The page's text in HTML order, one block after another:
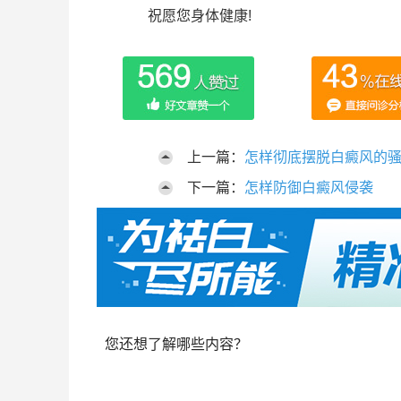
祝愿您身体健康!
上一篇： 怎样彻底摆脱白癜风的
下一篇： 怎样防御白癜风侵袭
您还想了解哪些内容？